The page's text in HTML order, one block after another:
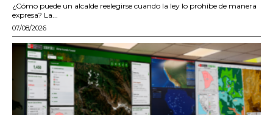
¿Cómo puede un alcalde reelegirse cuando la ley lo prohíbe de manera
expresa? La...
07/08/2026